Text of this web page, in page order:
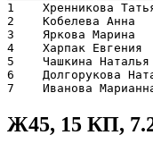
1    Хренникова
2    Кобелева
3    Яркова
4    Харпак
5    Чашкина
6    Долгорукова
Ж45, 15 КП,